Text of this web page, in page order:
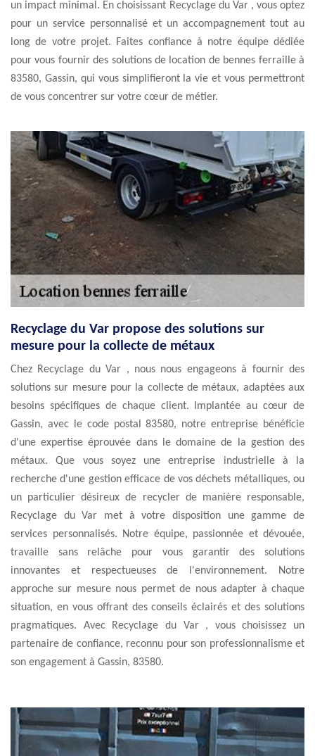
un impact minimal. En choisissant Recyclage du Var , vous optez
pour un service personnalisé et un accompagnement tout au
long de votre projet. Faites confiance à notre équipe dédiée
pour vous fournir des solutions de location de bennes ferraille à
83580, Gassin, qui vous simplifieront la vie et vous permettront
de vous concentrer sur votre cœur de métier.
Recyclage du Var propose des solutions sur
mesure pour la collecte de métaux
Chez Recyclage du Var , nous nous engageons à fournir des
solutions sur mesure pour la collecte de métaux, adaptées aux
besoins spécifiques de chaque client. Implantée au cœur de
Gassin, avec le code postal 83580, notre entreprise bénéficie
d'une expertise éprouvée dans le domaine de la gestion des
métaux. Que vous soyez une entreprise industrielle à la
recherche d'une gestion efficace de vos déchets métalliques, ou
un particulier désireux de recycler de manière responsable,
Recyclage du Var met à votre disposition une gamme de
services personnalisés. Notre équipe, passionnée et dévouée,
travaille sans relâche pour vous garantir des solutions
innovantes et respectueuses de l'environnement. Notre
approche sur mesure nous permet de nous adapter à chaque
situation, en vous offrant des conseils éclairés et des solutions
pragmatiques. Avec Recyclage du Var , vous choisissez un
partenaire de confiance, reconnu pour son professionnalisme et
son engagement à Gassin, 83580.